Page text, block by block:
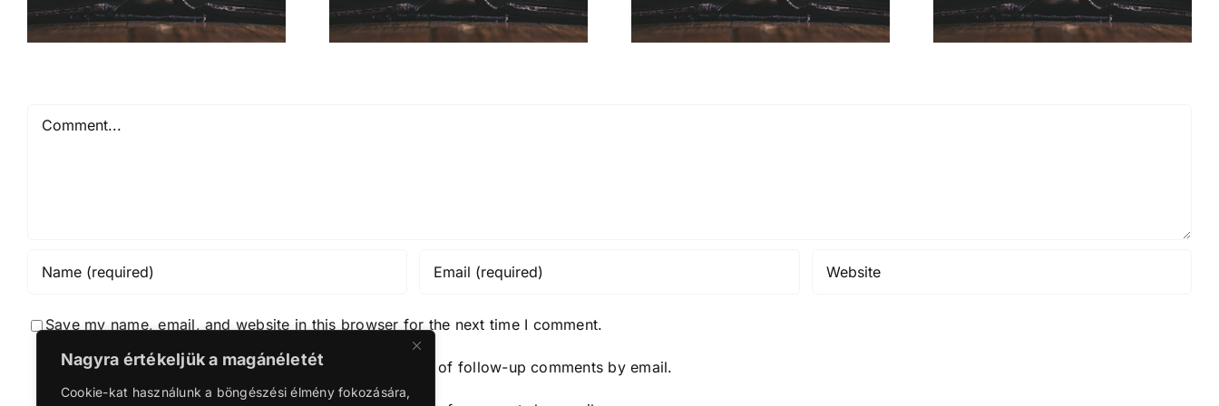
Nagyra értékeljük a magánéletét
Cookie-kat használunk a böngészési élmény fokozására,
Comment
Save my name, email, and website in this browser for the next time I comment.
Notify me of follow-up comments by email.